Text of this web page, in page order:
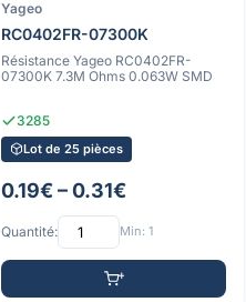
Yageo
RC0402FR-07300K
Résistance Yageo RC0402FR-
07300K 7.3M Ohms 0.063W SMD
3285
Lot de 25 pièces
0.19€ – 0.31€
Quantité: Min: 1